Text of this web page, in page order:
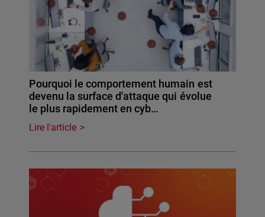
Pourquoi le comportement humain est
devenu la surface d'attaque qui évolue
le plus rapidement en cyb…
Lire l'article